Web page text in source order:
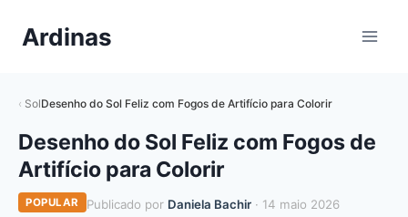
paraArdinas
SolDesenho do Sol Feliz com Fogos de Artifício para Colorir
Desenho do Sol Feliz com Fogos de
Artifício para Colorir
POPULAR Publicado por Daniela Bachir· 14 maio 2026